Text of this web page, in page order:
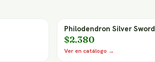
Philodendron Silver Sword
$2.380
Ver en catálogo →